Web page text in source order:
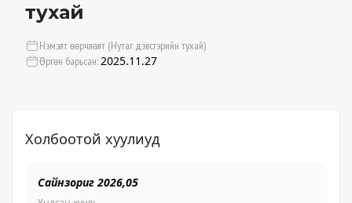
тухай
Нэмэлт өөрчлөлт (Нутаг дэвсгэрийн тухай)
Өргөн барьсан:2025.11.27
Холбоотой хуулиуд
Сайнзориг 2026,05